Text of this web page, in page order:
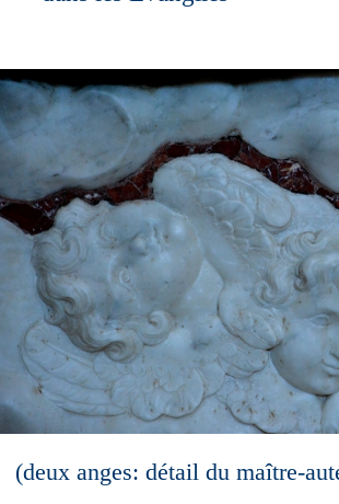
(deux anges: détail du maître-